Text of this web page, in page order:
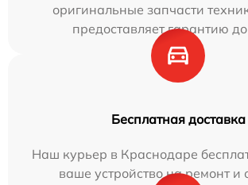
оригинальные запчасти
предоставляет гарантию до
Бесплатная доставка
Наш курьер в Краснодаре
ваше устройство на ремонт и